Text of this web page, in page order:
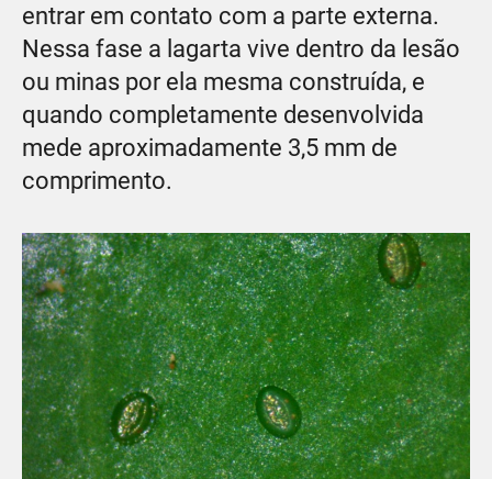
entrar em contato com a parte externa.
Nessa fase a lagarta vive dentro da lesão
ou minas por ela mesma construída, e
quando completamente desenvolvida
mede aproximadamente 3,5 mm de
comprimento.